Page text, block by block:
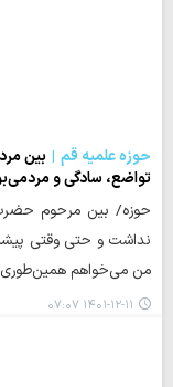
حوزه علمیه قم
بین
تواضع، سادگی و
حوزه/ بین مرحوم
نداشت و حتی وقتی
من می‌خواهم همین‌طوری
۱۴۰۱-۱۲-۱۱ ۰۷:۰۷